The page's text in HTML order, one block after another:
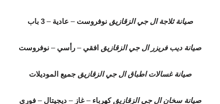
صيانة ثلاجة ال جي الزقازيق نوفروست – عادية –3 باب
صيانة ديب فريزر ال جي الزقازيق افقي – رأسي – نوفروست
صيانة غسالات اطباق ال جي الزقازيق جميع الموديلات
صيانة سخان ال جي الزقازيق كهرباء –غاز –ديجيتال –فوري